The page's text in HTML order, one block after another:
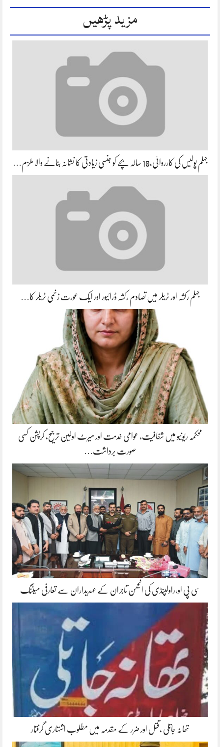
مزید پڑھیں
جہلم پولیس کی کارروائی،10 سالہ بچے کو جنسی زیادتی کا نشانہ بنانے والا ملزم…
جہلم رکشہ اور ٹریلر میں تصادم رکشہ ڈرائیور اور ایک عورت زخمی ٹریلر کا…
محکمہ ریونیو میں شفافیت، عوامی خدمت اور میرٹ اولین ترجیح، کرپشن کسی
صورت برداشت…
سی پی او،راولپنڈی کی انجمن تاجران کے عہدیداران سے تعارفی میٹنگ
تھانہ جاتلی ،قتل اور ضرر کے مقدمہ میں مطلوب اشتہاری گرفتار